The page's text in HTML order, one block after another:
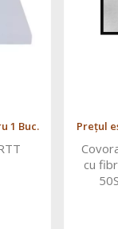
1 Buc. Prețul
cu